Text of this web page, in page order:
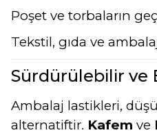
Poşet ve torbaların
Tekstil, gıda ve
Sürdürülebilir ve
Ambalaj lastikleri,
alternatiftir. Kafem ve